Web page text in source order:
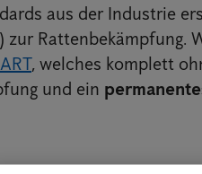
aus der Industrie
zur Rattenbekämpfung.
, welches komplett
und ein